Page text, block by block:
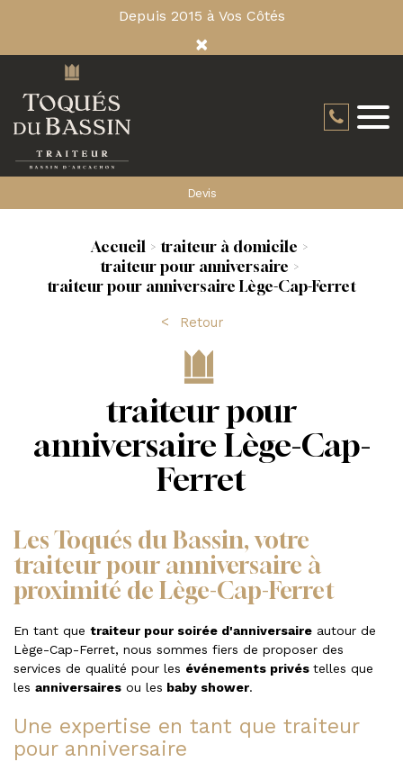
Depuis 2015 à Vos Côtés
×
Devis
Accueil
traiteur à domicile
traiteur pour anniversaire
traiteur pour anniversaire Lège-Cap-Ferret
Retour
traiteur pour
anniversaire Lège-Cap-
Ferret
Les Toqués du Bassin, votre
traiteur pour anniversaire à
proximité de Lège-Cap-Ferret
En tant que traiteur pour soirée d'anniversaire autour de
Lège-Cap-Ferret, nous sommes fiers de proposer des
services de qualité pour les événements privés telles que
les anniversaires ou les baby shower.
Une expertise en tant que traiteur
pour anniversaire